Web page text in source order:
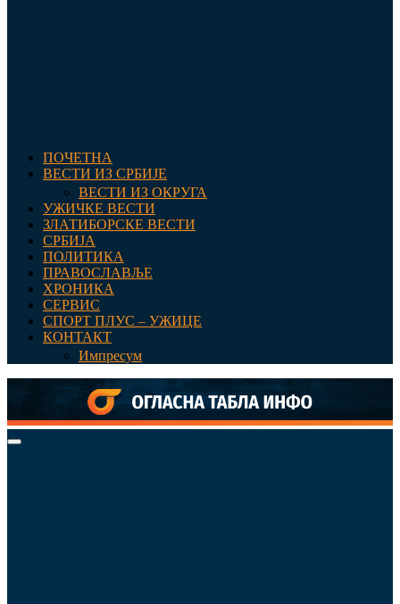
ПОЧЕТНА
ВЕСТИ ИЗ СРБИЈЕ
ВЕСТИ ИЗ ОКРУГА
УЖИЧКЕ ВЕСТИ
ЗЛАТИБОРСКЕ ВЕСТИ
СРБИЈА
ПОЛИТИКА
ПРАВОСЛАВЉЕ
ХРОНИКА
СЕРВИС
СПОРТ ПЛУС – УЖИЦЕ
КОНТАКТ
Импресум
Primary